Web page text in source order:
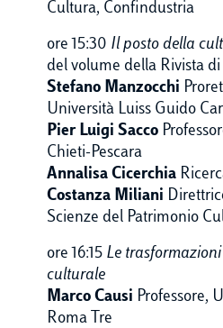
Cultura, Confindustria
ore 15:30 Il posto della
del volume della Rivista
Stefano Manzocchi
Università Luiss Guido
Pier Luigi Sacco
Chieti-Pescara
Annalisa Cicerchia
Costanza Miliani
Scienze del Patrimonio
ore 16:15 Le
culturale
Marco Causi Professore,
Roma Tre